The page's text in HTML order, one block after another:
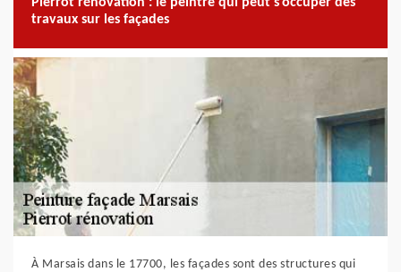
travaux sur les façades
À Marsais dans le 17700, les façades sont des structures qui